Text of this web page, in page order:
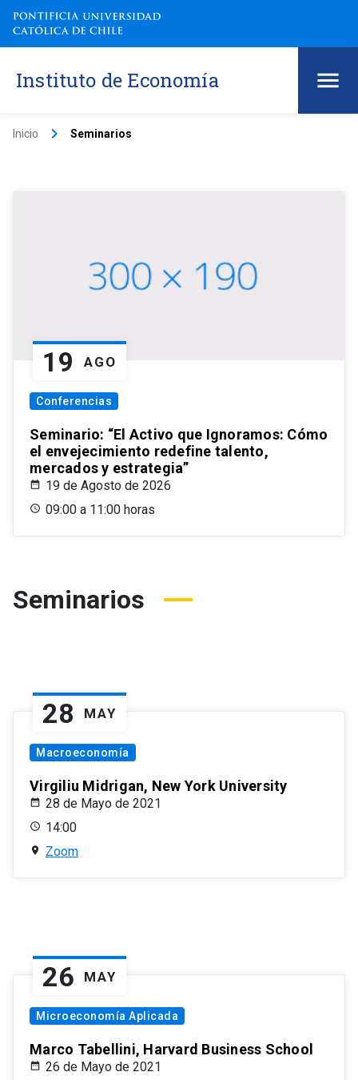
Instituto de Economía
Inicio keyboard_arrow_right Seminarios
19 AGO
Conferencias
Seminario: “El Activo que Ignoramos: Cómo
el envejecimiento redefine talento,
mercados y estrategia”
19 de Agosto de 2026
09:00 a 11:00 horas
Seminarios
28 MAY
Macroeconomía
Virgiliu Midrigan, New York University
28 de Mayo de 2021
14:00
Zoom
26 MAY
Microeconomía Aplicada
Marco Tabellini, Harvard Business School
26 de Mayo de 2021